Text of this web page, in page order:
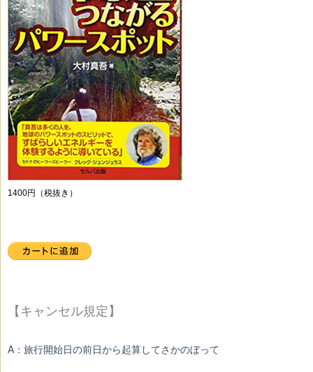
1400円（税抜き）
【キャンセル規定】
A：旅行開始日の前日から起算してさかのぼって